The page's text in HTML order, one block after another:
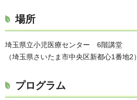
場所
埼玉県立小児医療センター 6階講堂
（埼玉県さいたま市中央区新都心1番地2）
プログラム